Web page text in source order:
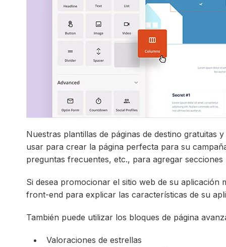
Nuestras plantillas de páginas de destino gratuitas
usar para crear la página perfecta para su
preguntas frecuentes, etc., para agregar
Si desea promocionar el sitio web de su
front-end para explicar las características de su
También puede utilizar los bloques de página
Valoraciones de estrellas